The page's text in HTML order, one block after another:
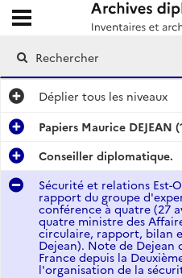
Archives diplomatiques
Ouvrir le menu déroulant
Déplier tous les niveaux
Papiers Maurice DEJEAN
Conseiller diplomatique.
Sécurité et relations Est-
rapport du groupe
conférence à quatre (27
quatre ministre des
circulaire, rapport, bilan
Dejean). Note de
France depuis la
l'organisation de la